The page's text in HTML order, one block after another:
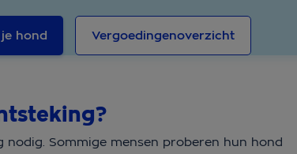
hond Vergoedingenoverzicht
Sommige mensen proberen hun hond